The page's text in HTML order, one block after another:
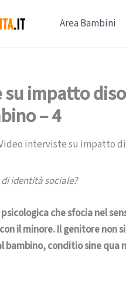
Area Bambini
impatto
– 4
interviste su impatto
identità sociale?
che sfocia nel
il minore. Il genitore non
bambino, conditio sine qua